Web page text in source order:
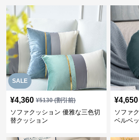
SALE
¥4,360 ¥5130(割引前)
ソファクッション 優雅な三色切
替クッション
¥4,650
ソファ
ベルベ